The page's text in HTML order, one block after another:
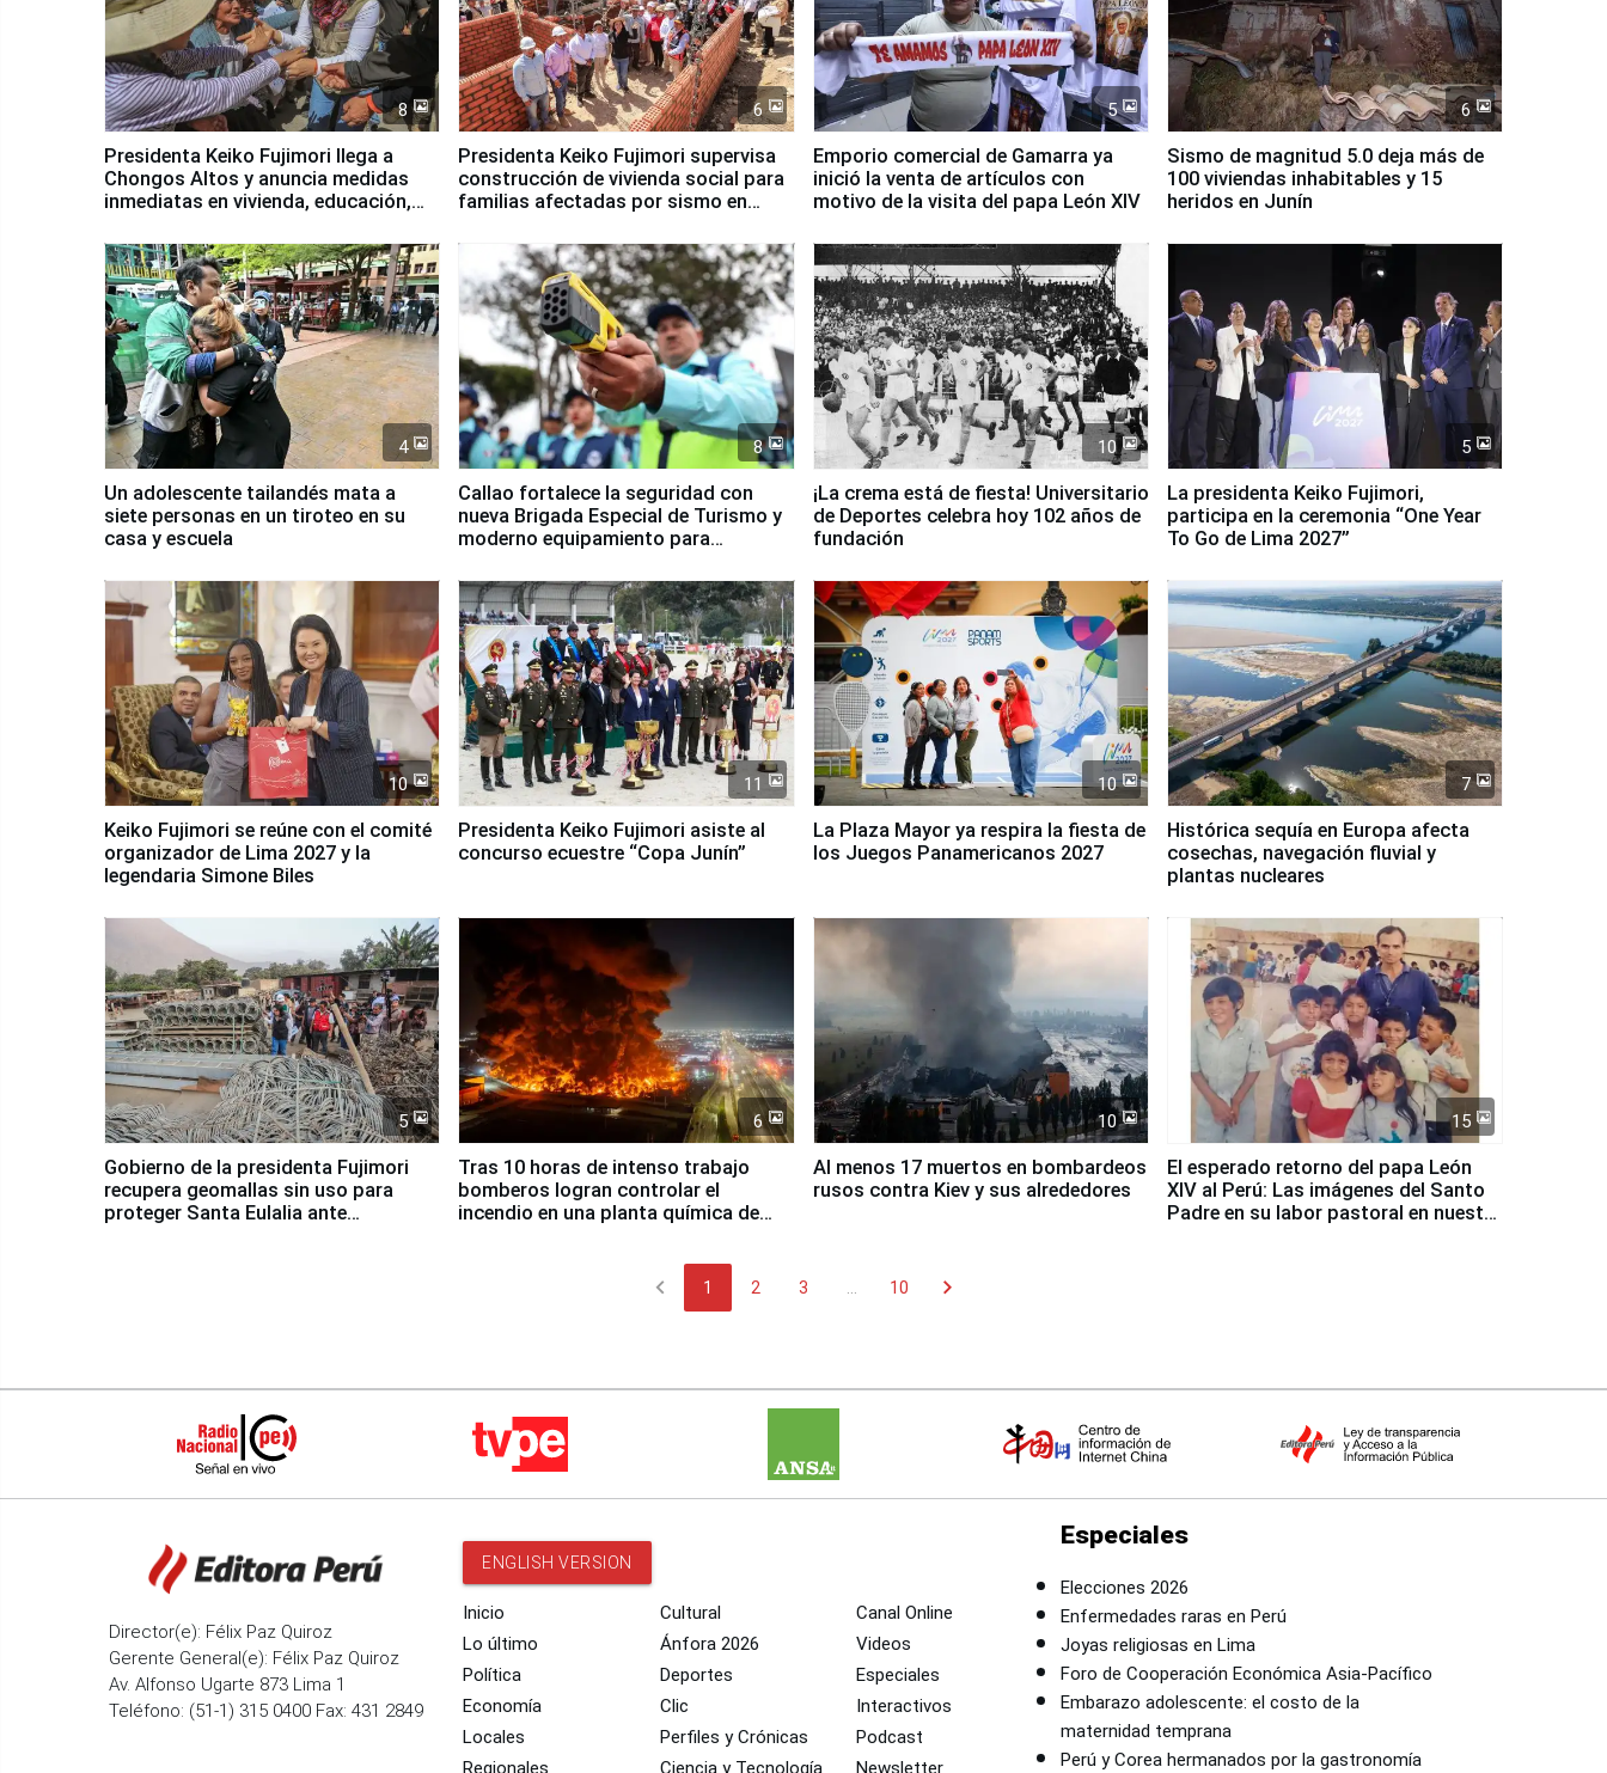
8
Presidenta Keiko Fujimori llega a
Chongos Altos y anuncia medidas
inmediatas en vivienda, educación,
6
Presidenta Keiko Fujimori supervisa
construcción de vivienda social para
familias afectadas por sismo en
5
Emporio comercial de Gamarra ya
inició la venta de artículos con
motivo de la visita del papa León XIV
6
Sismo de magnitud 5.0 deja más de
100 viviendas inhabitables y 15
heridos en Junín
4
Un adolescente tailandés mata a
siete personas en un tiroteo en su
casa y escuela
8
Callao fortalece la seguridad con
nueva Brigada Especial de Turismo y
moderno equipamiento para
10
¡La crema está de fiesta! Universitario
de Deportes celebra hoy 102 años de
fundación
5
La presidenta Keiko Fujimori,
participa en la ceremonia “One Year
To Go de Lima 2027”
10
Keiko Fujimori se reúne con el comité
organizador de Lima 2027 y la
legendaria Simone Biles
11
Presidenta Keiko Fujimori asiste al
concurso ecuestre “Copa Junín”
10
La Plaza Mayor ya respira la fiesta de
los Juegos Panamericanos 2027
7
Histórica sequía en Europa afecta
cosechas, navegación fluvial y
plantas nucleares
5
Gobierno de la presidenta Fujimori
recupera geomallas sin uso para
proteger Santa Eulalia ante
6
Tras 10 horas de intenso trabajo
bomberos logran controlar el
incendio en una planta química de
10
Al menos 17 muertos en bombardeos
rusos contra Kiev y sus alrededores
15
El esperado retorno del papa León
XIV al Perú: Las imágenes del Santo
Padre en su labor pastoral en nuestro
chevron_left 1 2 3 10 chevron_right
Director(e): Félix Paz Quiroz
Gerente General(e): Félix Paz Quiroz
Av. Alfonso Ugarte 873 Lima 1
Teléfono: (51-1) 315 0400 Fax: 431 2849
ENGLISH VERSION
Inicio
Lo último
Política
Economía
Locales
Regionales
Cultural
Ánfora 2026
Deportes
Clic
Perfiles y Crónicas
Ciencia y Tecnología
Canal Online
Videos
Especiales
Interactivos
Podcast
Newsletter
Especiales
Elecciones 2026
Enfermedades raras en Perú
Joyas religiosas en Lima
Foro de Cooperación Económica Asia-Pacífico
Embarazo adolescente: el costo de la
maternidad temprana
Perú y Corea hermanados por la gastronomía